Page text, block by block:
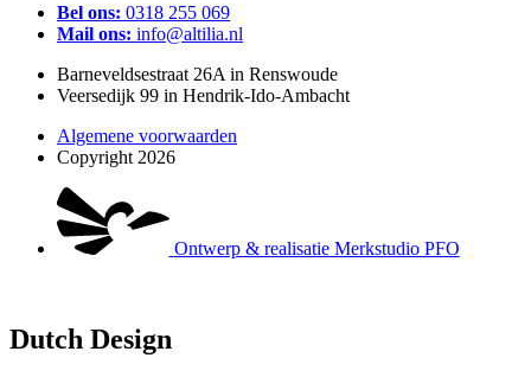
Bel ons: 0318 255 069
Mail ons: info@altilia.nl
Barneveldsestraat 26A in Renswoude
Veersedijk 99 in Hendrik-Ido-Ambacht
Algemene voorwaarden
Copyright 2026
Ontwerp & realisatie Merkstudio PFO
Dutch Design